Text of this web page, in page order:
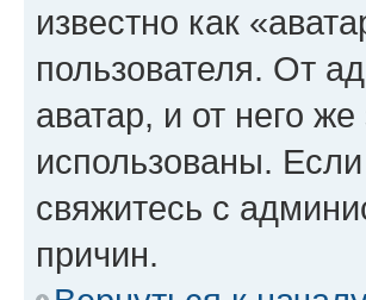
известно как
пользователя. От
аватар, и от него
использованы.
свяжитесь с
причин.